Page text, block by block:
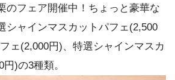
のフェア開催中！ちょっと豪華な
シャインマスカットパフェ(2,500
ェ(2,000円)、特選シャインマスカ
)の3種類。